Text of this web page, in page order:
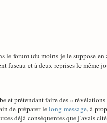
forum (du moins je le suppose
fuseau et à deux reprises le même
et prétendant faire des «
de préparer lelong message, à
déjà conséquentes que j'avais